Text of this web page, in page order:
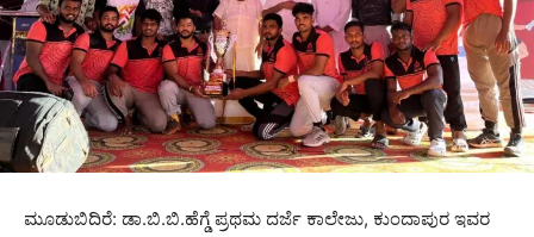
ಮೂಡುಬಿದಿರೆ: ಡಾ.ಬಿ.ಬಿ.ಹೆಗ್ಡೆ ಪ್ರಥಮ ದರ್ಜೆ ಕಾಲೇಜು, ಕುಂದಾಪುರ ಇವರ